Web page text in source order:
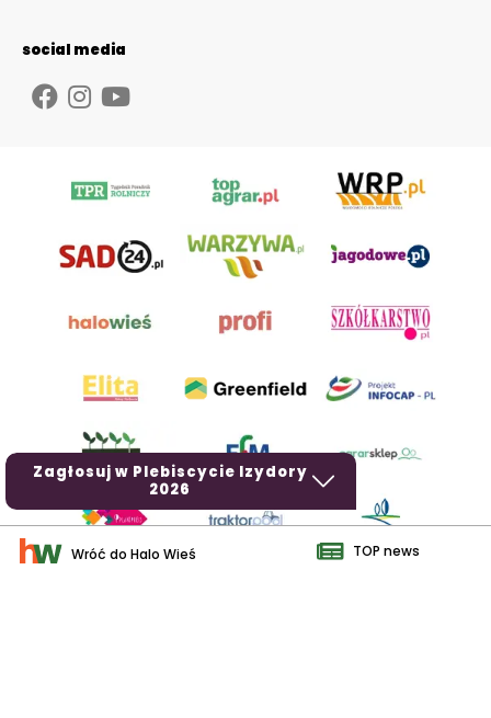
Zagłosuj w Plebiscycie Izydory
2026
social media
Wróć do Halo Wieś TOP news